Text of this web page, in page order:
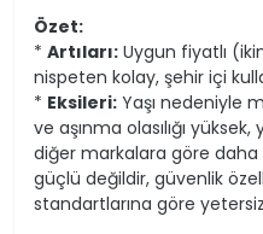
Özet:
* Artıları: Uygun fiyatlı
nispeten kolay, şehir içi
* Eksileri: Yaşı nedeniyle
ve aşınma olasılığı
diğer markalara göre daha
güçlü değildir, güvenlik
standartlarına göre